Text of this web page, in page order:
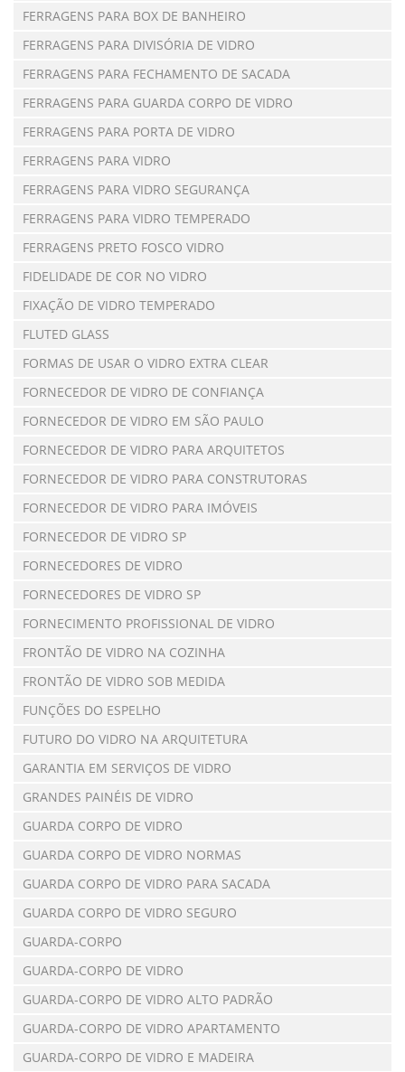
FERRAGENS PARA BOX DE BANHEIRO
FERRAGENS PARA DIVISÓRIA DE VIDRO
FERRAGENS PARA FECHAMENTO DE SACADA
FERRAGENS PARA GUARDA CORPO DE VIDRO
FERRAGENS PARA PORTA DE VIDRO
FERRAGENS PARA VIDRO
FERRAGENS PARA VIDRO SEGURANÇA
FERRAGENS PARA VIDRO TEMPERADO
FERRAGENS PRETO FOSCO VIDRO
FIDELIDADE DE COR NO VIDRO
FIXAÇÃO DE VIDRO TEMPERADO
FLUTED GLASS
FORMAS DE USAR O VIDRO EXTRA CLEAR
FORNECEDOR DE VIDRO DE CONFIANÇA
FORNECEDOR DE VIDRO EM SÃO PAULO
FORNECEDOR DE VIDRO PARA ARQUITETOS
FORNECEDOR DE VIDRO PARA CONSTRUTORAS
FORNECEDOR DE VIDRO PARA IMÓVEIS
FORNECEDOR DE VIDRO SP
FORNECEDORES DE VIDRO
FORNECEDORES DE VIDRO SP
FORNECIMENTO PROFISSIONAL DE VIDRO
FRONTÃO DE VIDRO NA COZINHA
FRONTÃO DE VIDRO SOB MEDIDA
FUNÇÕES DO ESPELHO
FUTURO DO VIDRO NA ARQUITETURA
GARANTIA EM SERVIÇOS DE VIDRO
GRANDES PAINÉIS DE VIDRO
GUARDA CORPO DE VIDRO
GUARDA CORPO DE VIDRO NORMAS
GUARDA CORPO DE VIDRO PARA SACADA
GUARDA CORPO DE VIDRO SEGURO
GUARDA-CORPO
GUARDA-CORPO DE VIDRO
GUARDA-CORPO DE VIDRO ALTO PADRÃO
GUARDA-CORPO DE VIDRO APARTAMENTO
GUARDA-CORPO DE VIDRO E MADEIRA